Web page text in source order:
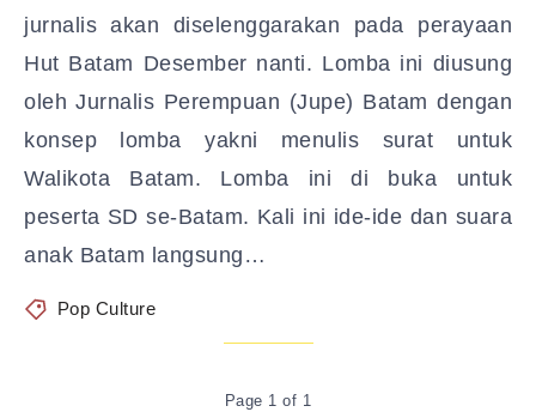
jurnalis akan diselenggarakan pada perayaan
Hut Batam Desember nanti. Lomba ini diusung
oleh Jurnalis Perempuan (Jupe) Batam dengan
konsep lomba yakni menulis surat untuk
Walikota Batam. Lomba ini di buka untuk
peserta SD se-Batam. Kali ini ide-ide dan suara
anak Batam langsung…
Pop Culture
Page 1 of 1